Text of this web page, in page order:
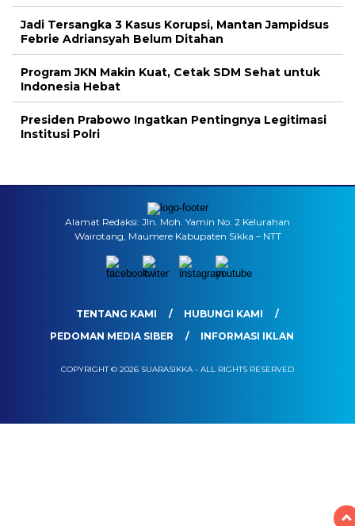
Jadi Tersangka 3 Kasus Korupsi, Mantan Jampidsus
Febrie Adriansyah Belum Ditahan
Program JKN Makin Kuat, Cetak SDM Sehat untuk
Indonesia Hebat
Presiden Prabowo Ingatkan Pentingnya Legitimasi
Institusi Polri
Alamat Redaksi: Jln. Moh. Yamin No. 2 Kelurahan
Wairotang, Maumere Kabupaten Sikka – NTT
TENTANG KAMI
HUBUNGI KAMI
PEDOMAN MEDIA SIBER
INFORMASI IKLAN
COPYRIGHT © 2026 SUARASIKKA - ALL RIGHTS RESERVED